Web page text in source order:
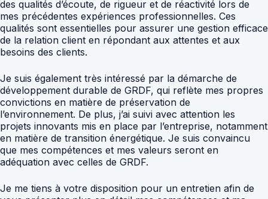
des qualités d’écoute, de rigueur et de réactivité lors de
mes précédentes expériences professionnelles. Ces
qualités sont essentielles pour assurer une gestion efficace
de la relation client en répondant aux attentes et aux
besoins des clients.
Je suis également très intéressé par la démarche de
développement durable de GRDF, qui reflète mes propres
convictions en matière de préservation de
l’environnement. De plus, j’ai suivi avec attention les
projets innovants mis en place par l’entreprise, notamment
en matière de transition énergétique. Je suis convaincu
que mes compétences et mes valeurs seront en
adéquation avec celles de GRDF.
Je me tiens à votre disposition pour un entretien afin de